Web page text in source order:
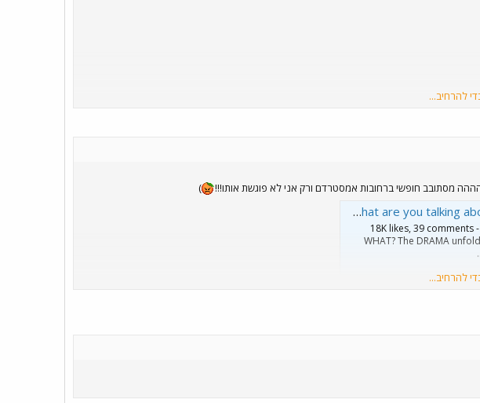
להרחיב...
מסתובב חופשי ברחובות אמסטרדם ורק אני לא פוגשת אותו!!!
)
Harry Styles Daily on Instagram: "“Lucas: I’m gonna
18K likes, 39 comments
WHAT? The DRAMA
להרחיב...